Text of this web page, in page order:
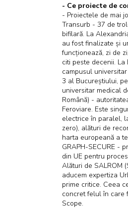
- Ce proiecte de
- Proiectele de mai
Transurb - 37 de
bifilară. La
au fost finalizate și
funcționează, zi de
citi peste decenii.
campusul
3 al Bucureștiului,
universitar medical
Română) -
Feroviare. Este
electrice în paralel,
zero), alături de
harta europeană a
GRAPH-SECURE -
din UE pentru
Alături de SALROM
aducem expertiza
prime critice. Ceea
concret felul în care
Scope.